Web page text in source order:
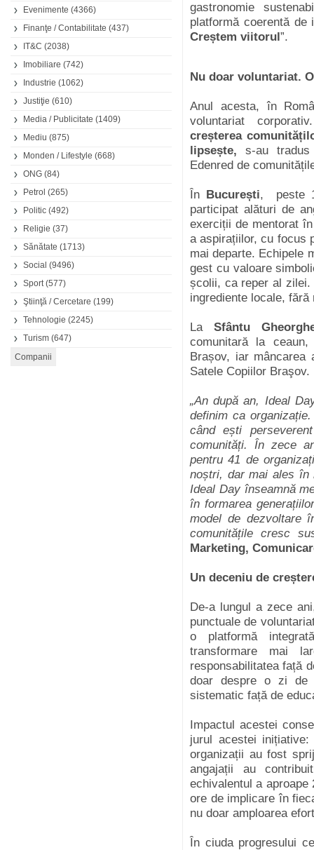
Evenimente (4366)
Finanţe / Contabilitate (437)
IT&C (2038)
Imobiliare (742)
Industrie (1062)
Justiţie (610)
Media / Publicitate (1409)
Mediu (875)
Monden / Lifestyle (668)
ONG (84)
Petrol (265)
Politic (492)
Religie (37)
Sănătate (1713)
Social (9496)
Sport(577)
Ştiinţă / Cercetare (199)
Tehnologie (2245)
Turism (647)
gastronomie
platformă coerentă de
Creștem viitorul”.
Nu doar voluntariat.
Anul acesta, în
voluntariat
creșterea
lipsește, s-au tradus
Edenred de
În București, peste
participat alături de
exerciții de mentorat
a aspirațiilor, cu focus
mai departe. Echipele
gest cu valoare
școlii, ca reper al zilei.
ingrediente locale,
La Sfântu
comunitară la
Brașov, iar
Satele Copiilor Braşov.
„An după an, Ideal
definim ca
când ești
comunități. În zece
pentru 41 de
noștri, dar mai ales în
Ideal Day înseamnă
în formarea
model de dezvoltare
comunitățile cresc
Marketing,
Un deceniu de
De-a lungul a zece
punctuale de
o platformă
transformare mai
responsabilitatea față
doar despre o zi de
sistematic față de
Impactul acestei
jurul acestei
organizații au fost
angajații au
echivalentul a aproape
ore de implicare în
nu doar amploarea
În ciuda progresului